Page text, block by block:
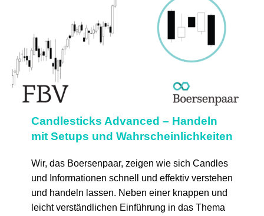
Candlesticks Advanced – Handeln
mit Setups und Wahrscheinlichkeiten
Wir, das Boersenpaar, zeigen wie sich Candles
und Informationen schnell und effektiv verstehen
und handeln lassen. Neben einer knappen und
leicht verständlichen Einführung in das Thema